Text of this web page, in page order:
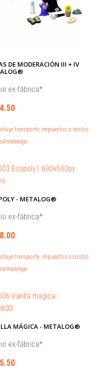
DE MODERACIÓN III + IV
ex-fábrica*:
transporte, impuestos o costos
- METALOG®
ex-fábrica*:
transporte, impuestos o costos
MÁGICA - METALOG®
ex-fábrica*: